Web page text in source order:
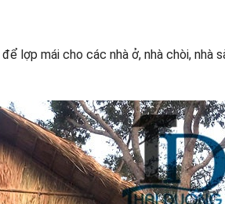
lợp mái cho các nhà ở, nhà chòi, nhà